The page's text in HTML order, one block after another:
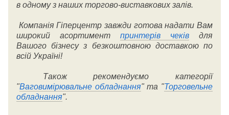
в одному з наших торгово-виставкових залів.
Компанія Гіперцентр завжди готова надати Вам
широкий асортимент принтерів чеків для
Вашого бізнесу з безкоштовною доставкою по
всій Україні!
Також рекомендуємо категорії
"Ваговимірювальне обладнання" та "Торговельне
обладнання".